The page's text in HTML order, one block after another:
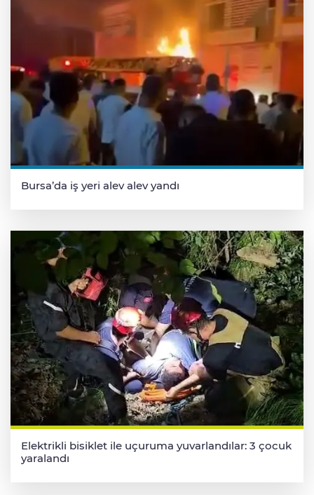
Bursa’da iş yeri alev alev yandı
Elektrikli bisiklet ile uçuruma yuvarlandılar: 3 çocuk
yaralandı